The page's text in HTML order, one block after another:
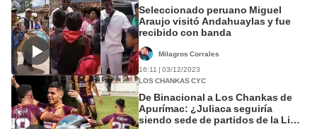
Seleccionado peruano Miguel
Araujo visitó Andahuaylas y fue
recibido con banda
Milagros Corrales
16:11 | 03/12/2023
LOS CHANKAS CYC
De Binacional a Los Chankas de
Apurímac: ¿Juliaca seguiría
siendo sede de partidos de la Liga